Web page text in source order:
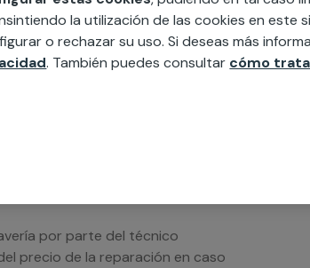
todo lo que necesites:
Cuéntanos que necesitas
por parte del técnico
precio de la reparación en caso
la utilización de las cookies en este
o rechazar su uso. Si deseas más
. También puedes consultar cómo